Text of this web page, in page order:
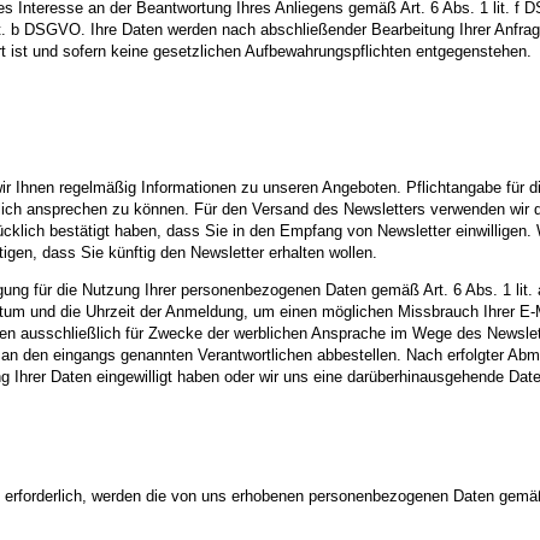
Interesse an der Beantwortung Ihres Anliegens gemäß Art. 6 Abs. 1 lit. f
DSGVO. Ihre Daten werden nach abschließender Bearbeitung Ihrer
und sofern keine gesetzlichen Aufbewahrungspflichten entgegenstehen.
Ihnen regelmäßig Informationen zu unseren Angeboten. Pflichtangabe für
ansprechen zu können. Für den Versand des Newsletters verwenden
bestätigt haben, dass Sie in den Empfang von Newsletter
dass Sie künftig den Newsletter erhalten wollen.
für die Nutzung Ihrer personenbezogenen Daten gemäß Art. 6 Abs. 1
und die Uhrzeit der Anmeldung, um einen möglichen Missbrauch Ihrer
ausschließlich für Zwecke der werblichen Ansprache im Wege des
den eingangs genannten Verantwortlichen abbestellen. Nach erfolgter
Daten eingewilligt haben oder wir uns eine darüberhinausgehende
werden die von uns erhobenen personenbezogenen Daten